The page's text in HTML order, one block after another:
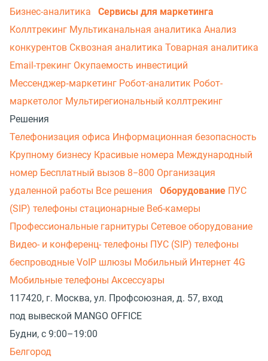
Бизнес-аналитика
Сервисы для маркетинга
Коллтрекинг Мультиканальная аналитика Анализ
конкурентов Сквозная аналитика Товарная аналитика
Email-трекинг Окупаемость инвестиций
Мессенджер‑маркетинг Робот-аналитик Робот-
маркетолог Мультирегиональный коллтрекинг
Решения
Телефонизация офиса Информационная безопасность
Крупному бизнесу Красивые номера Международный
номер Бесплатный вызов 8−800 Организация
удаленной работы Все решения Оборудование ПУС
(SIP) телефоны стационарные Веб-камеры
Профессиональные гарнитуры Сетевое оборудование
Видео- и конференц- телефоны ПУС (SIP) телефоны
беспроводные VoIP шлюзы Мобильный Интернет 4G
Мобильные телефоны Аксессуары
117420, г. Москва, ул. Профсоюзная, д. 57, вход
под вывеской MANGO OFFICE
Будни, с 9:00–19:00
Белгород